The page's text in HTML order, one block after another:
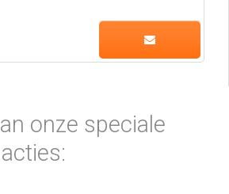
onze speciale